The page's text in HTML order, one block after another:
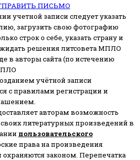
ПИСЬМО
учетной записи следует указать
загрузить свою фотографию
строк о себе, указать страну и
решения литсовета МПЛО
в авторы сайта (по истечению
учётной записи
с правилами регистрации и
авторам возможность
литературных произведений в
пользовательского
права на произведения
законом. Перепечатка